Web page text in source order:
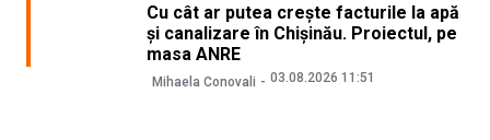
Cu cât ar putea crește facturile la apă
și canalizare în Chișinău. Proiectul, pe
masa ANRE
Mihaela Conovali 03.08.2026 11:51